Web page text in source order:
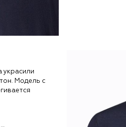
украсили
Модель с